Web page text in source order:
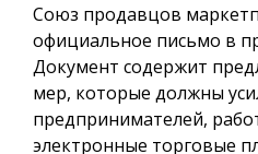
Союз продавцов
официальное письмо в
Документ содержит
мер, которые должны
предпринимателей,
электронные торговые